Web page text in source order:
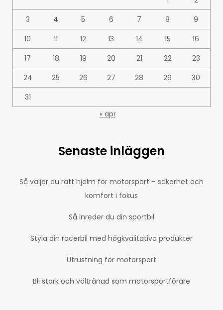
3
4 5 6 7 8
9
10
11 12 13 14 15
16
17
18 19 20 21 22
23
24
25 26 27 28 29
30
31
« apr
Senaste inläggen
Så väljer du rätt hjälm för motorsport – säkerhet och
komfort i fokus
Så inreder du din sportbil
Styla din racerbil med högkvalitativa produkter
Utrustning för motorsport
Bli stark och vältränad som motorsportförare